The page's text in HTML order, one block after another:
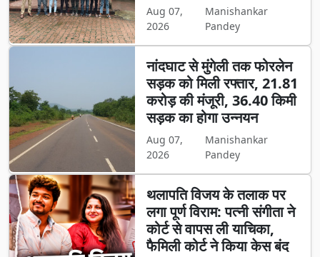
Aug 07,
2026
Manishankar
Pandey
नांदघाट से मुंगेली तक फोरलेन
सड़क को मिली रफ्तार, 21.81
करोड़ की मंजूरी, 36.40 किमी
सड़क का होगा उन्नयन
Aug 07,
2026
Manishankar
Pandey
थलापति विजय के तलाक पर
लगा पूर्ण विराम: पत्नी संगीता ने
कोर्ट से वापस ली याचिका,
फैमिली कोर्ट ने किया केस बंद